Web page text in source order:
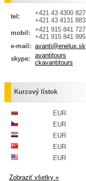
tel:
+421 43 4300 827
+421 43 4131 883
mobil:
+421 915 841 727
+421 915 841 995
e-mail: avanti@enelux.sk
skype:
avantitours
ckavantitours
Kurzový lístok
EUR
EUR
EUR
EUR
EUR
Zobraziť všetky »